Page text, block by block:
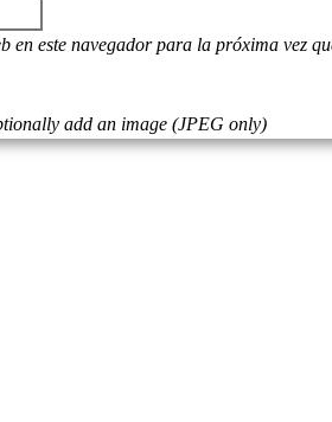
en este navegador para la próxima vez
add an image (JPEG only)